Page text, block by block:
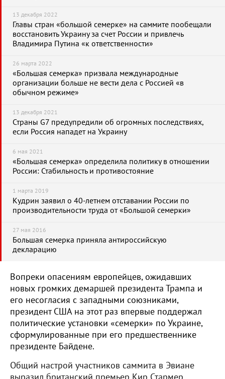
13 декабря 2022
Главы стран «большой семерке» на саммите пообещали
восстановить Украину за счет России и привлечь
Владимира Путина «к ответственности»
26 марта 2022
«Большая семерка» призвала международные
организации больше не вести дела с Россией «в
обычном режиме»
13 декабря 2021
Страны G7 предупредили об огромных последствиях,
если Россия нападет на Украину
6 мая 2021
«Большая семерка» определила политику в отношении
России: Стабильность и противостояние
1 марта 2019
Кудрин заявил о 40-летнем отставании России по
производительности труда от «Большой семерки»
27 мая 2016
Большая семерка приняла антироссийскую
декларацию
Вопреки опасениям европейцев, ожидавших
новых громких демаршей президента Трампа и
его несогласия с западными союзниками,
президент США на этот раз впервые поддержал
политические установки «семерки» по Украине,
сформулированные при его предшественнике
президенте Байдене.
Общий настрой участников саммита в Эвиане